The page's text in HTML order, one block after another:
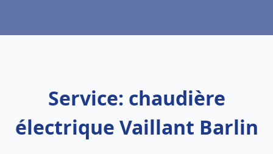
Service: chaudière
électrique Vaillant Barlin